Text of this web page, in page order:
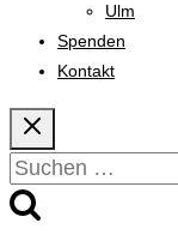
Ulm
Spenden
Kontakt
Suchen
nach: